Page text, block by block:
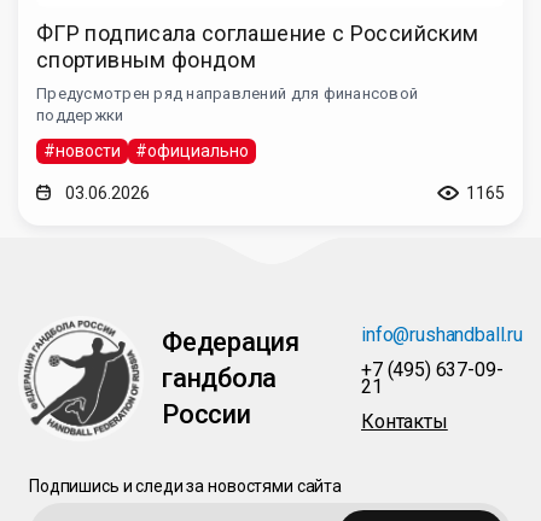
ФГР подписала соглашение с Российским
спортивным фондом
Предусмотрен ряд направлений для финансовой
поддержки
#новости #официально
03.06.2026 1165
Федерация
гандбола
России
info@rushandball.ru
+7 (495) 637-09-
21
Контакты
Подпишись и следи за новостями сайта